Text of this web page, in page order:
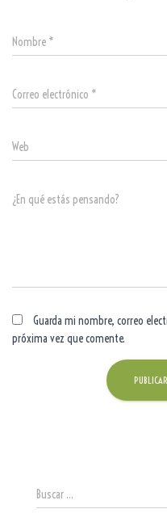
Nombre *
Correo electrónico *
Web
¿En qué estás pensando?
Guarda mi nombre, correo
próxima vez que comente.
Buscar …